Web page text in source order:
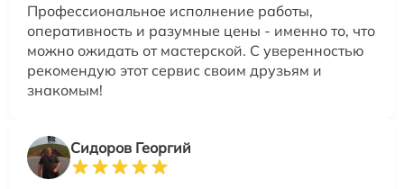
Профессиональное исполнение работы,
оперативность и разумные цены - именно то, что
можно ожидать от мастерской. С уверенностью
рекомендую этот сервис своим друзьям и
знакомым!
Сидоров Георгий